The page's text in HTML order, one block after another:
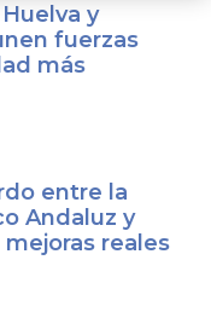
y
fuerzas
más
entre la
Andaluz y
reales